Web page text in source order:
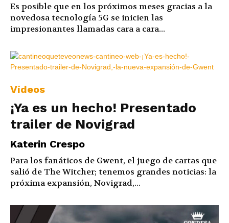
Es posible que en los próximos meses gracias a la
novedosa tecnología 5G se inicien las
impresionantes llamadas cara a cara...
Vídeos
¡Ya es un hecho! Presentado
trailer de Novigrad
Katerin Crespo
Para los fanáticos de Gwent, el juego de cartas que
salió de The Witcher; tenemos grandes noticias: la
próxima expansión, Novigrad,...